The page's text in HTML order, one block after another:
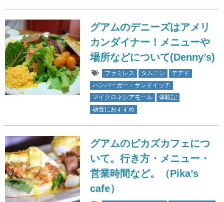
グアムのデニーズはアメリ
カンダイナー！メニューや
場所などについて(Denny’s)
ファミレス タムニン
デデド
ハンバーガー・サンドイッチ
マイクロネシアモール
体験記
朝食におすすめ
グアムのピカズカフェにつ
いて。行き方・メニュー・
営業時間など。（Pika’s
cafe）